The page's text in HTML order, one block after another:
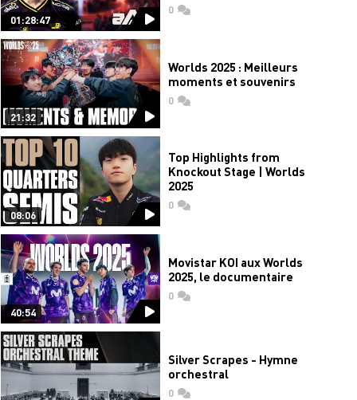
01:28:47
0commentaires
21:32
Worlds 2025 : Meilleurs
moments et souvenirs
0commentaires
08:06
Top Highlights from
Knockout Stage | Worlds
2025
0commentaires
40:54
Movistar KOI aux Worlds
2025, le documentaire
0commentaires
Silver Scrapes - Hymne
orchestral
0commentaires